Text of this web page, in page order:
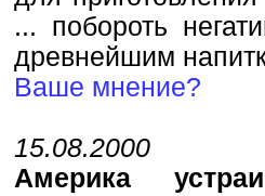
... побороть
древнейшим
Ваше мнение?
15.08.2000
Америка